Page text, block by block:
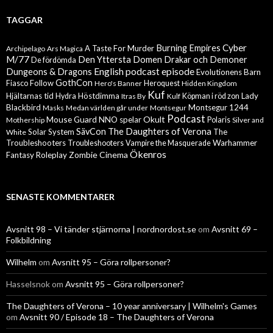
TAGGAR
Archipelago Ars Magica A Taste For Murder Burning Empires Cyber
M/77 De fördömda Den Yttersta Domen Drakar och Demoner
Dungeons & Dragons English podcast episodeEvolutionens Barn
Fiasco FollowGothCon Hero's Banner Heroquest Hidden Kingdom
Hjältarnas tid Hydra Höstdimma Itras By Kuf Kulf Köpman i röd zon Lady
Blackbird Masks Medan världen går under Montsegur Montsegur 1244
Mothership Mouse Guard NNO spelarOkult Podcast Polaris Silver and
White Solar System SävCon The Daughters of Verona The
Troubleshooters Troubleshooters Vampire the Masquerade Warhammer
Fantasy Roleplay Zombie Cinema Ökenros
SENASTE KOMMENTARER
Avsnitt 98 – Vi tänder stjärnorna | nordnordost.seom Avsnitt 69 –
Folkbildning
Wilhelm om Avsnitt 95 – Göra rollpersoner?
Hasselsnokom Avsnitt 95 – Göra rollpersoner?
The Daughters of Verona – 10 year anniversary | Wilhelm's Games
om Avsnitt 90 / Episode 18 – The Daughters of Verona